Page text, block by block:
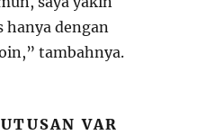
hanya dengan
tambahnya.
VAR